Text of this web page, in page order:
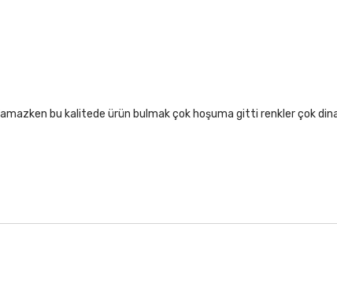
bu kalitede ürün bulmak çok hoşuma gitti renkler çok